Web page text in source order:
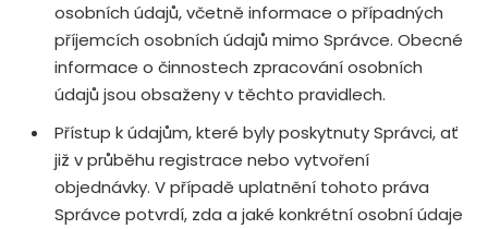
osobních údajů, včetně informace o případných
příjemcích osobních údajů mimo Správce. Obecné
informace o činnostech zpracování osobních
údajů jsou obsaženy v těchto pravidlech.
Přístup k údajům, které byly poskytnuty Správci, ať
již v průběhu registrace nebo vytvoření
objednávky. V případě uplatnění tohoto práva
Správce potvrdí, zda a jaké konkrétní osobní údaje